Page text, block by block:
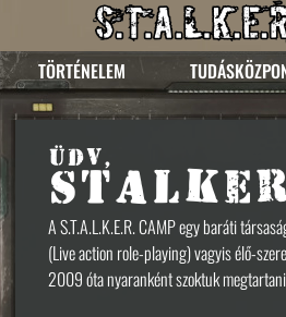
TÖRTÉNELEM
ÜDV,
A S.T.A.L.K.E.R. CAMP egy baráti
(Live action role-playing) vagyis élő-
2009 óta nyaranként szoktuk